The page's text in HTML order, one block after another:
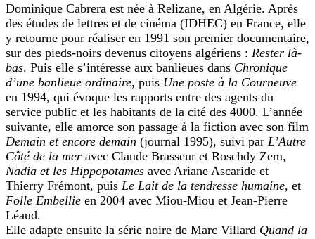
Dominique Cabrera est née à Relizane, en Algérie. Après
des études de lettres et de cinéma (IDHEC) en France, elle
y retourne pour réaliser en 1991 son premier documentaire,
sur des pieds-noirs devenus citoyens algériens : Rester là-
bas. Puis elle s’intéresse aux banlieues dans Chronique
d’une banlieue ordinaire, puis Une poste à la Courneuve
en 1994, qui évoque les rapports entre des agents du
service public et les habitants de la cité des 4000. L’année
suivante, elle amorce son passage à la fiction avec son film
Demain et encore demain (journal 1995), suivi par L’Autre
Côté de la mer avec Claude Brasseur et Roschdy Zem,
Nadia et les Hippopotames avec Ariane Ascaride et
Thierry Frémont, puis Le Lait de la tendresse humaine, et
Folle Embellie en 2004 avec Miou-Miou et Jean-Pierre
Léaud.
Elle adapte ensuite la série noire de Marc Villard Quand la